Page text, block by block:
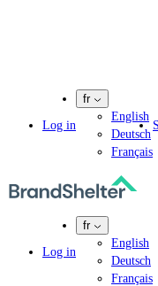
Log in
fr
English
Deutsch
Français
Log in
fr
English
Deutsch
Français